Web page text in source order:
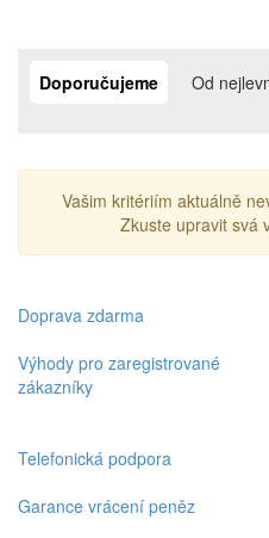
Doporučujeme Od
Vašim kritériím aktuálně
Zkuste upravit svá
Doprava zdarma
Výhody pro zaregistrované
zákazníky
Telefonická podpora
Garance vrácení peněz